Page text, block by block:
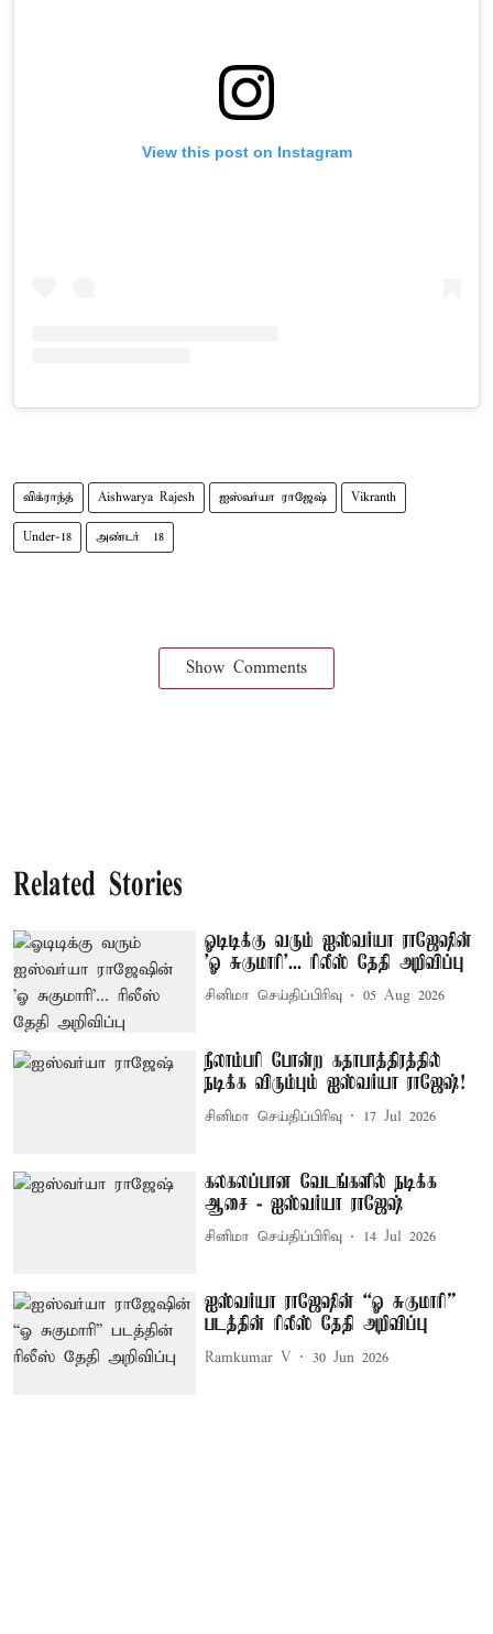
View this post on Instagram
விக்ராந்த் Aishwarya Rajesh ஐஸ்வர்யா ராஜேஷ் Vikranth
Under-18 அண்டர் – 18
Show Comments
Related Stories
ஓடிடிக்கு வரும் ஐஸ்வர்யா ராஜேஷின்
'ஓ சுகுமாரி'... ரிலீஸ் தேதி அறிவிப்பு
சினிமா செய்திப்பிரிவு 05 Aug 2026
நீலாம்பரி போன்ற கதாபாத்திரத்தில்
நடிக்க விரும்பும் ஐஸ்வர்யா ராஜேஷ்!
சினிமா செய்திப்பிரிவு 17 Jul 2026
கலகலப்பான வேடங்களில் நடிக்க
ஆசை - ஐஸ்வர்யா ராஜேஷ்
சினிமா செய்திப்பிரிவு 14 Jul 2026
ஐஸ்வர்யா ராஜேஷின் “ஓ சுகுமாரி”
படத்தின் ரிலீஸ் தேதி அறிவிப்பு
Ramkumar V 30 Jun 2026